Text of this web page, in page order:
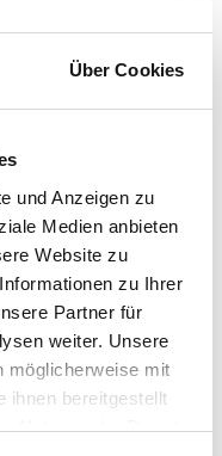
Über Cookies
und Anzeigen zu
Medien anbieten
Website zu
zu Ihrer
Partner für
weiter. Unsere
möglicherweise mit
ihnen bereitgestellt
Nutzung der Dienste